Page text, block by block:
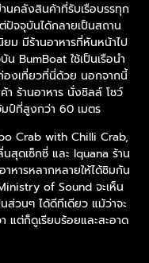
นคลังสินค้าที่รับเรือบรรทุก
ปัจจุบันได้กลายเป็นสถาน
ม มีร้านอาหารที่หันหน้าไป
BumBoat ใช้เป็นเรือนำ
องเที่ยวที่นี่ด้วย นอกจากนี้
ร้านอาหาร นั่งชิลล์ โชว์
ป์ที่สูงกว่า 60 เมตร
Crab with Chilli Crab,
สุดเซ็กซี่ และ Iquana ร้าน
หารหลากหลายให้ได้ชิมกัน
of Sound จะเห็น
วนๆ ได้ดีทีเดียว แม้ว่าจะ
แต่ก็ดูเรียบร้อยและสะอาด